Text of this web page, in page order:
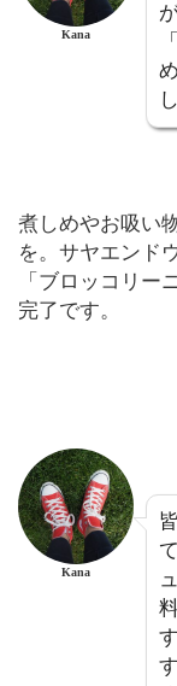
Kana
煮しめやお吸い
を。サヤエンド
「ブロッコリー
完了です。
Kana